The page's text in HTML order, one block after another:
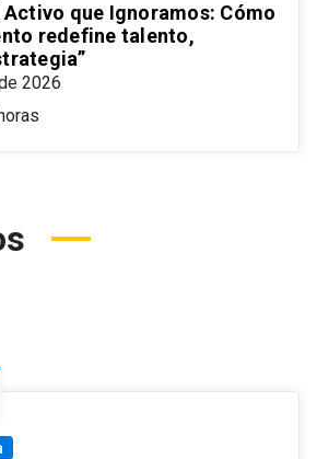
Activo que Ignoramos: Cómo
redefine talento,
2026